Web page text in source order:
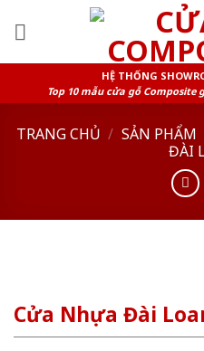
HỆ THỐNG
Top 10 mẫu cửa gỗ Composite
TRANG CHỦ / SẢN PHẨM
ĐÀI
Cửa Nhựa Đài